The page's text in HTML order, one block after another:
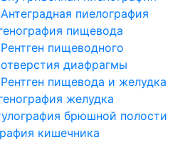
Антеградная пиелография
пищевода
Рентген пищеводного
отверстия диафрагмы
Рентген пищевода и желудка
желудка
брюшной полости
кишечника